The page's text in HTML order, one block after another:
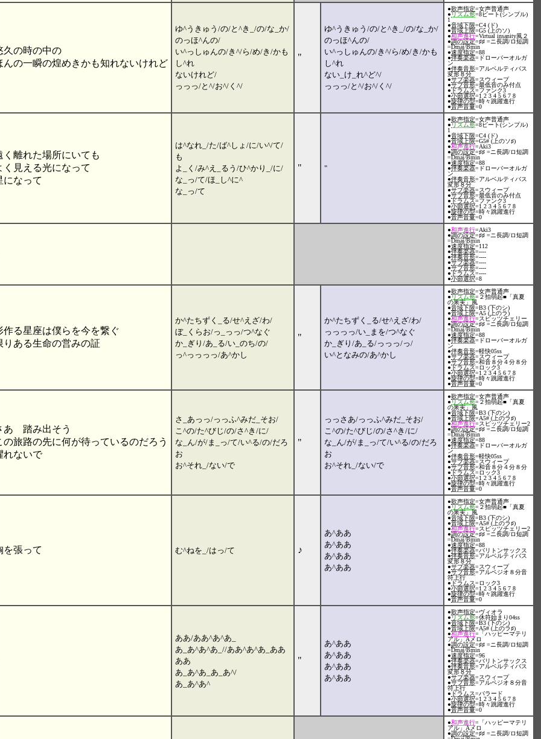
久の時の中の
んの一瞬の煌めきかも知れないけれど
ゆ^うきゅう/の/と^き_/の/な_か/
のっほ^んの/
い^っしゅんの/き^/ら/め/き/かも
し^れ
ないけれど/
っっっ/と^/お^/く^/
"
ゆ^うきゅう/の/と^き_/の/な_か/
のっほ^んの/
い^っしゅんの/き^/ら/め/き/かも
し^れ
ない_け_れ^ど^/
っっっ/と^/お^/く^/
●歌声指定=女声普通声
●リズム形=8ビート(シンプル)
1
●音域下限=C4 (ド)
●音域上限=G5 (上のソ)
●和声進行=Virtual insanity風２
●調の設定=♯♯ =ニ長調/ロ短調
=Dmaj/Bmin
●速度指定=88
●伴奏楽器=ドローバーオルガ
ン
●伴奏音形=アルベルティバス
変形８分
●サブ楽器=スウィープ
●サブ音形=最低音のみ付点
●ドラムス=ファンク3
●小節選択=1 2 3 4 5 6 7 8
●旋律の型=時々跳躍進行
●音声音量=0
く離れた場所にいても
く見える光になって
になって
は^なれ_/た/ば^しょ/に/い^/て/
も
よ_く/み^え_るう/ひ^かり_/に/
な_っ/て/ほ_し^に^
な_っ/て
" "
●歌声指定=女声普通声
●リズム形=8ビート(シンプル)
1
●音域下限=C4 (ド)
●音域上限=G5# (上のソ♯)
●和声進行=Aki3
●調の設定=♯♯ =ニ長調/ロ短調
=Dmaj/Bmin
●速度指定=88
●伴奏楽器=ドローバーオルガ
ン
●伴奏音形=アルベルティバス
変形８分
●サブ楽器=スウィープ
●サブ音形=最低音のみ付点
●ドラムス=ファンク3
●小節選択=1 2 3 4 5 6 7 8
●旋律の型=時々跳躍進行
●音声音量=0
●和声進行=Aki3
●調の設定=♯♯ =ニ長調/ロ短調
=Dmaj/Bmin
●速度指定=112
●伴奏楽器=----
●伴奏音形=----
●サブ楽器=----
●サブ音形=----
●ドラムス=----
●小節選択=8
作る星座は僕らを今を繋ぐ
りある生命の営みの証
か^たちずく_る/せ^えざ/わ/
ぼ_くらお/っ_っっ/つ^なぐ
か_ぎり/あ_る/い_のち/の/
っ^っっっっ/あ^かし
"
か^たちずく_る/せ^えざ/わ/
っっっっ/い_まを/つ^なぐ
か_ぎり/あ_る/っっっ/っ/
い^となみの/あ^かし
●歌声指定=女声普通声
●リズム形=２拍弱起■「真夏
の果実」風
●音域下限=B3 (下のシ)
●音域上限=A5 (上のラ)
●和声進行=スピッツチェリー
●調の設定=♯♯ =ニ長調/ロ短調
=Dmaj/Bmin
●速度指定=88
●伴奏楽器=ドローバーオルガ
ン
●伴奏音形=軽快05ss
●サブ楽器=スウィープ
●サブ音形=和音８分４分８分
●ドラムス=ロック3
●小節選択=1 2 3 4 5 6 7 8
●旋律の型=時々跳躍進行
●音声音量=0
あ 踏み出そう
の旅路の先に何が待っているのだろう
れないで
さ_あっっ/っっふ^みだ_そお/
こ^の/た^びじ/の/さ^き/に/
な_ん/が/ま_っ/て/い^る/の/だろ
お
お^それ_/ない/で
"
っっさあ/っっふ^みだ_そお/
こ^の/た^びじ/の/さ^き/に/
な_ん/が/ま_っ/て/い^る/の/だろ
お
お^それ_/ない/で
●歌声指定=女声普通声
●リズム形=２拍弱起■「真夏
の果実」風
●音域下限=B3 (下のシ)
●音域上限=A5# (上のラ♯)
●和声進行=スピッツチェリー2
●調の設定=♯♯ =ニ長調/ロ短調
=Dmaj/Bmin
●速度指定=88
●伴奏楽器=ドローバーオルガ
ン
●伴奏音形=軽快05ss
●サブ楽器=スウィープ
●サブ音形=和音８分４分８分
●ドラムス=ロック3
●小節選択=1 2 3 4 5 6 7 8
●旋律の型=時々跳躍進行
●音声音量=0
を張って む^ねを_/はっ/て ♪
あ^ああ
あ^ああ
あ^ああ
あ^ああ
●歌声指定=女声普通声
●リズム形=２拍弱起■「真夏
の果実」風
●音域下限=B3 (下のシ)
●音域上限=A5# (上のラ♯)
●和声進行=スピッツチェリー2
●調の設定=♯♯ =ニ長調/ロ短調
=Dmaj/Bmin
●速度指定=88
●伴奏楽器=バリトンサックス
●伴奏音形=アルベルティバス
変形８分
●サブ楽器=スウィープ
●サブ音形=アルペジオ８分音
符上行
●ドラムス=ロック3
●小節選択=1 2 3 4 5 6 7 8
●旋律の型=時々跳躍進行
●音声音量=0
ああ/ああ^あ^あ_
あ_あ^あ^あ_//ああ^あ^あ_ああ
ああ
あ_あ^あ_あ_あ^/
あ_あ^あ^
"
あ^ああ
あ^ああ
あ^ああ
あ^ああ
●歌声指定=ヴィオラ
●リズム形=休符始まり04ss
●音域下限=B3 (下のシ)
●音域上限=A5# (上のラ♯)
●和声進行=「ハッピーマテリ
アル」Aメロ
●調の設定=♯♯ =ニ長調/ロ短調
=Dmaj/Bmin
●速度指定=96
●伴奏楽器=バリトンサックス
●伴奏音形=アルベルティバス
変形８分
●サブ楽器=スウィープ
●サブ音形=アルペジオ８分音
符上行
●ドラムス=バラード
●小節選択=1 2 3 4 5 6 7 8
●旋律の型=時々跳躍進行
●音声音量=0
●和声進行=「ハッピーマテリ
アル」Aメロ
●調の設定=♯♯ =ニ長調/ロ短調